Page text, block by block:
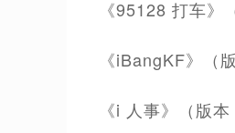
《95128 打车》
《iBangKF》（
《i 人事》（版